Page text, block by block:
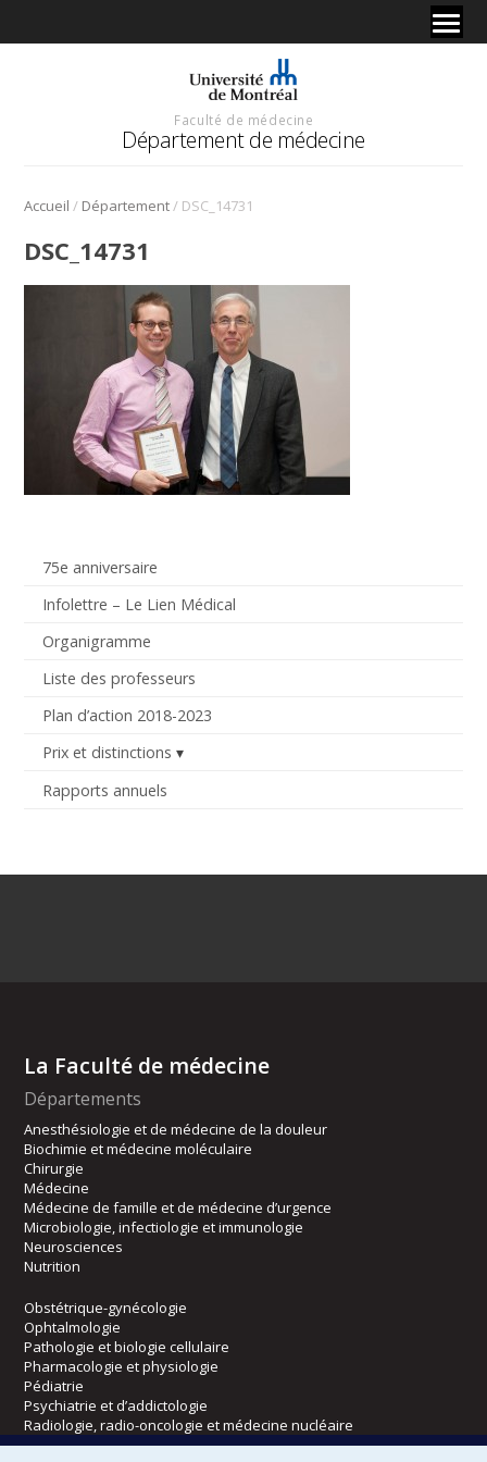
Faculté de médecine
Département de médecine
Accueil / Département/ DSC_14731
75e anniversaire
Infolettre – Le Lien Médical
Organigramme
Liste des professeurs
Plan d’action 2018-2023
Prix et distinctions
Rapports annuels
DSC_14731
La Faculté de médecine
Départements
Anesthésiologie et de médecine de la douleur
Biochimie et médecine moléculaire
Chirurgie
Médecine
Médecine de famille et de médecine d’urgence
Microbiologie, infectiologie et immunologie
Neurosciences
Nutrition
Obstétrique-gynécologie
Ophtalmologie
Pathologie et biologie cellulaire
Pharmacologie et physiologie
Pédiatrie
Psychiatrie et d’addictologie
Radiologie, radio-oncologie et médecine nucléaire